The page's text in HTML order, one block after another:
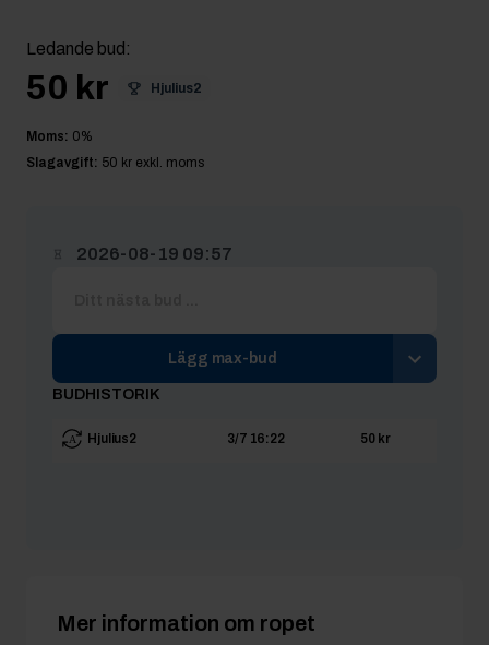
Ledande bud :
50 kr Hjulius2
Moms: 0%
Slagavgift: 50 kr exkl. moms
2026-08-19 09:57
Lägg max-bud
BUDHISTORIK
Hjulius2 3/7 16:22 50 kr
Mer information om ropet